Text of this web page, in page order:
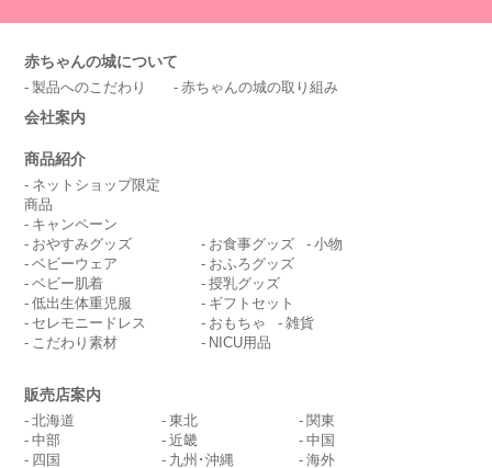
赤ちゃんの城について
製品へのこだわり 赤ちゃんの城の取り組み
会社案内
商品紹介
ネットショップ限定
商品
キャンペーン
おやすみグッズ
ベビーウェア
ベビー肌着
低出生体重児服
セレモニードレス
こだわり素材
お食事グッズ
小物
おふろグッズ
授乳グッズ
ギフトセット
おもちゃ
雑貨
NICU用品
販売店案内
北海道 東北
関東
中部
近畿
中国
四国
九州･沖縄 海外